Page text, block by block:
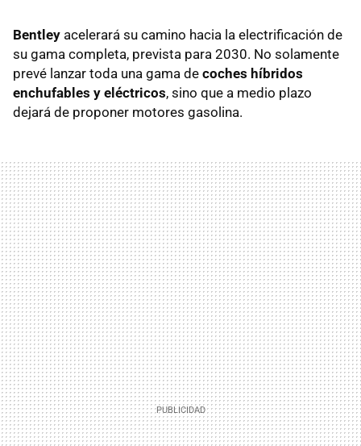
Bentley acelerará su camino hacia la electrificación de
su gama completa, prevista para 2030. No solamente
prevé lanzar toda una gama de coches híbridos
enchufables y eléctricos, sino que a medio plazo
dejará de proponer motores gasolina.